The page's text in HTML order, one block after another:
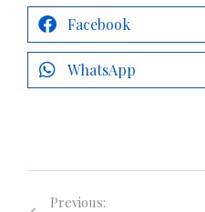
Facebook
WhatsApp
Previous: